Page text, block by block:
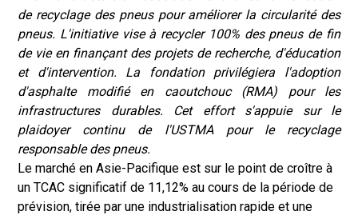
de recyclage des pneus pour améliorer la circularité des
pneus. L'initiative vise à recycler 100% des pneus de fin
de vie en finançant des projets de recherche, d'éducation
et d'intervention. La fondation privilégiera l'adoption
d'asphalte modifié en caoutchouc (RMA) pour les
infrastructures durables. Cet effort s'appuie sur le
plaidoyer continu de l'USTMA pour le recyclage
responsable des pneus.
Le marché en Asie-Pacifique est sur le point de croître à
un TCAC significatif de 11,12% au cours de la période de
prévision, tirée par une industrialisation rapide et une